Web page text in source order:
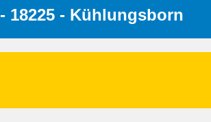
- 18225 - Kühlungsborn